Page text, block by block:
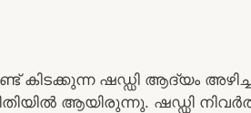
കിടക്കുന്ന ഷഡ്ഡി ആദ്യം
ആയിരുന്നു. ഷഡ്ഡി നിവർത്തി